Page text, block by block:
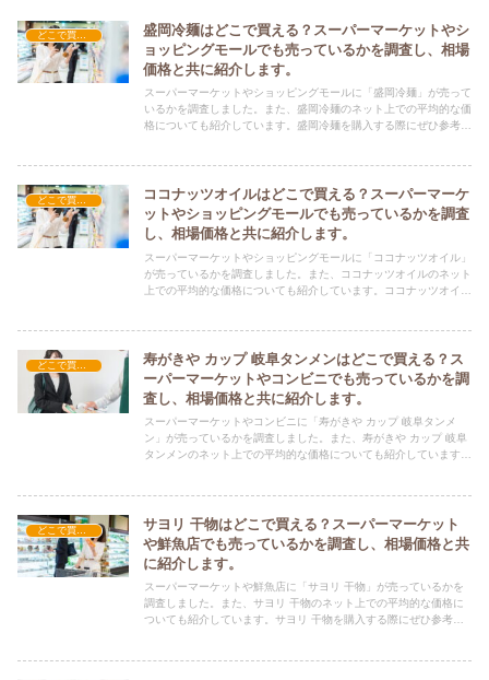
盛岡冷麺はどこで買える？スーパーマーケットやシ
ョッピングモールでも売っているかを調査し、相場
価格と共に紹介します。
スーパーマーケットやショッピングモールに「盛岡冷麺」が売って
いるかを調査しました。また、盛岡冷麺のネット上での平均的な価
格についても紹介しています。盛岡冷麺を購入する際にぜひ参考に
ココナッツオイルはどこで買える？スーパーマーケ
ットやショッピングモールでも売っているかを調査
し、相場価格と共に紹介します。
スーパーマーケットやショッピングモールに「ココナッツオイル」
が売っているかを調査しました。また、ココナッツオイルのネット
上での平均的な価格についても紹介しています。ココナッツオイル
寿がきや カップ 岐阜タンメンはどこで買える？ス
ーパーマーケットやコンビニでも売っているかを調
査し、相場価格と共に紹介します。
スーパーマーケットやコンビニに「寿がきや カップ 岐阜タンメ
ン」が売っているかを調査しました。また、寿がきや カップ 岐阜
タンメンのネット上での平均的な価格についても紹介しています。
サヨリ 干物はどこで買える？スーパーマーケット
や鮮魚店でも売っているかを調査し、相場価格と共
に紹介します。
スーパーマーケットや鮮魚店に「サヨリ 干物」が売っているかを
調査しました。また、サヨリ 干物のネット上での平均的な価格に
ついても紹介しています。サヨリ 干物を購入する際にぜひ参考に